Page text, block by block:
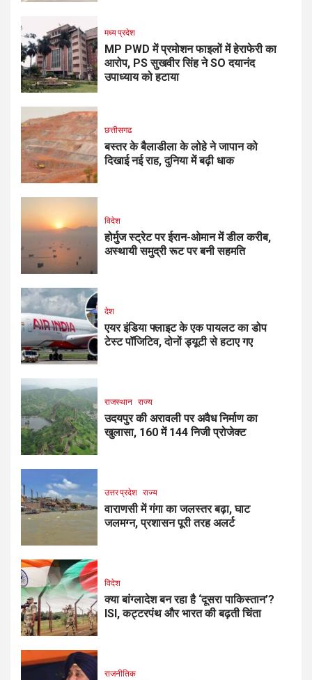
मध्य प्रदेश
MP PWD में प्रमोशन फाइलों में हेराफेरी का
आरोप, PS सुखवीर सिंह ने SO दयानंद
उपाध्याय को हटाया
छत्तीसगढ
बस्तर के बैलाडीला के लोहे ने जापान को
दिखाई नई राह, दुनिया में बढ़ी धाक
विदेश
होर्मुज स्ट्रेट पर ईरान-ओमान में डील करीब,
अस्थायी समुद्री रूट पर बनी सहमति
देश
एयर इंडिया फ्लाइट के एक पायलट का डोप
टेस्ट पॉजिटिव, दोनों ड्यूटी से हटाए गए
राजस्थान राज्य
उदयपुर की अरावली पर अवैध निर्माण का
खुलासा, 160 में 144 निजी प्रोजेक्ट
उत्तर प्रदेश राज्य
वाराणसी में गंगा का जलस्तर बढ़ा, घाट
जलमग्न, प्रशासन पूरी तरह अलर्ट
विदेश
क्या बांग्लादेश बन रहा है ‘दूसरा पाकिस्तान’?
ISI, कट्टरपंथ और भारत की बढ़ती चिंता
राजनीतिक